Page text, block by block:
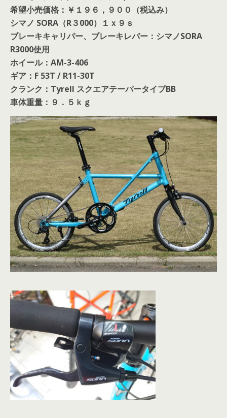
希望小売価格：￥１９６，９００（税込み）
シマノ SORA（R３000）１ｘ９ｓ
ブレーキキャリパー、ブレーキレバー：シマノSORA
R3000使用
ホイール：AM-3-406
ギア：F 53T / R11-30T
クランク：Tyrell スクエアテーパータイプBB
車体重量：９．５ｋｇ